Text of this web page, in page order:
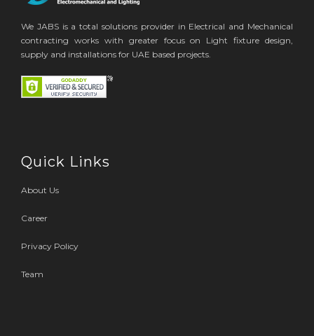
We JABS is a total solutions provider in Electrical and Mechanical
contracting works with greater focus on Light fixture design,
supply and installations for UAE based projects.
Quick Links
About Us
Career
Privacy Policy
Team